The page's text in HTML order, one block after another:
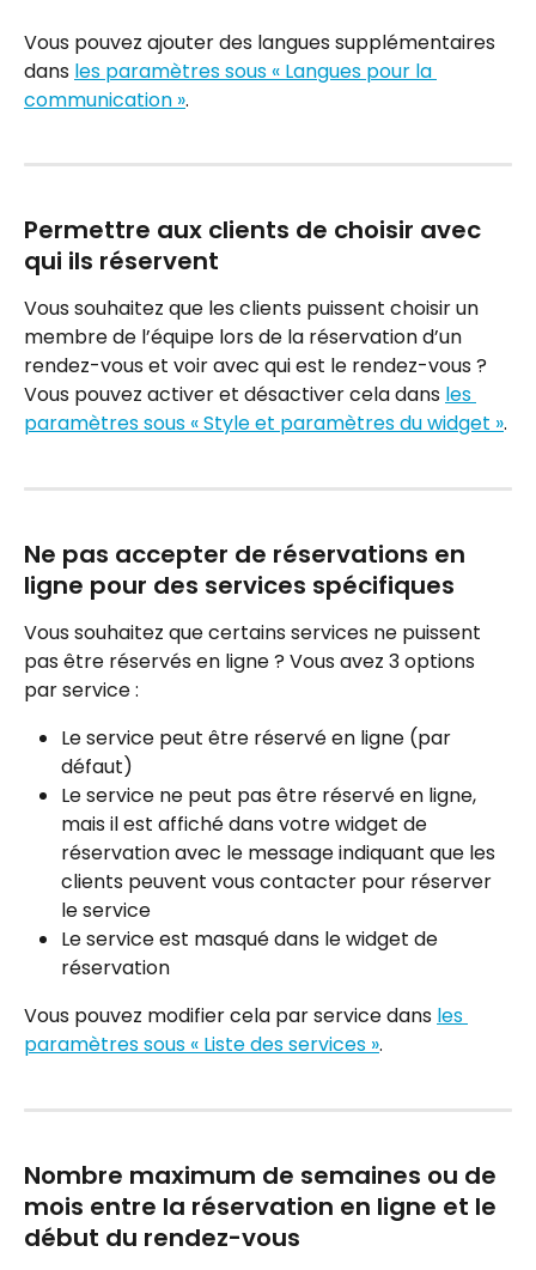
Vous pouvez ajouter des langues supplémentaires
dans les paramètres sous « Langues pour la
communication ».
Permettre aux clients de choisir avec
qui ils réservent
Vous souhaitez que les clients puissent choisir un
membre de l’équipe lors de la réservation d’un
rendez-vous et voir avec qui est le rendez-vous ?
Vous pouvez activer et désactiver cela dans les
paramètres sous « Style et paramètres du widget ».
Ne pas accepter de réservations en
ligne pour des services spécifiques
Vous souhaitez que certains services ne puissent
pas être réservés en ligne ? Vous avez 3 options
par service :
Le service peut être réservé en ligne (par
défaut)
Le service ne peut pas être réservé en ligne,
mais il est affiché dans votre widget de
réservation avec le message indiquant que les
clients peuvent vous contacter pour réserver
le service
Le service est masqué dans le widget de
réservation
Vous pouvez modifier cela par service dans les
paramètres sous « Liste des services ».
Nombre maximum de semaines ou de
mois entre la réservation en ligne et le
début du rendez-vous